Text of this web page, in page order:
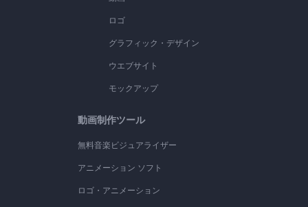
ロゴ
グラフィック・デザイン
ウエブサイト
モックアップ
動画制作ツール
無料音楽ビジュアライザー
アニメーション ソフト
ロゴ・アニメーション